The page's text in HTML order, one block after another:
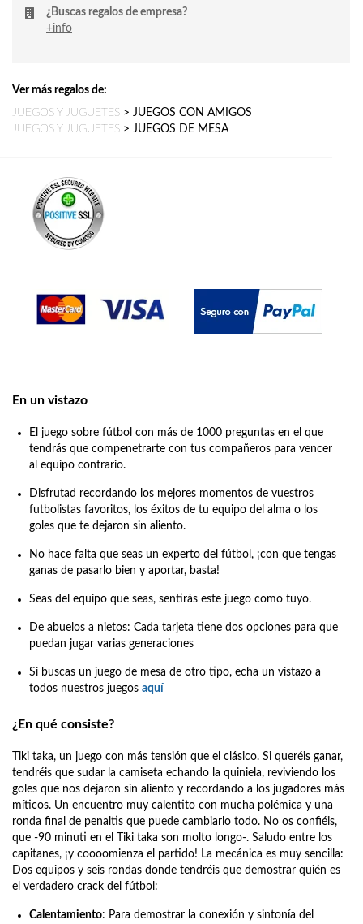
¿Buscas regalos de empresa?
+info
Ver más regalos de:
JUEGOS Y JUGUETES > JUEGOS CON AMIGOS
JUEGOS Y JUGUETES > JUEGOS DE MESA
En un vistazo
El juego sobre fútbol con más de 1000 preguntas en el que
tendrás que compenetrarte con tus compañeros para vencer
al equipo contrario.
Disfrutad recordando los mejores momentos de vuestros
futbolistas favoritos, los éxitos de tu equipo del alma o los
goles que te dejaron sin aliento.
No hace falta que seas un experto del fútbol, ¡con que tengas
ganas de pasarlo bien y aportar, basta!
Seas del equipo que seas, sentirás este juego como tuyo.
De abuelos a nietos: Cada tarjeta tiene dos opciones para que
puedan jugar varias generaciones
Si buscas un juego de mesa de otro tipo, echa un vistazo a
todos nuestros juegos aquí
¿En qué consiste?
Tiki taka, un juego con más tensión que el clásico. Si queréis ganar,
tendréis que sudar la camiseta echando la quiniela, reviviendo los
goles que nos dejaron sin aliento y recordando a los jugadores más
míticos. Un encuentro muy calentito con mucha polémica y una
ronda final de penaltis que puede cambiarlo todo. No os confiéis,
que -90 minuti en el Tiki taka son molto longo-. Saludo entre los
capitanes, ¡y coooomienza el partido! La mecánica es muy sencilla:
Dos equipos y seis rondas donde tendréis que demostrar quién es
el verdadero crack del fútbol:
Calentamiento: Para demostrar la conexión y sintonía del